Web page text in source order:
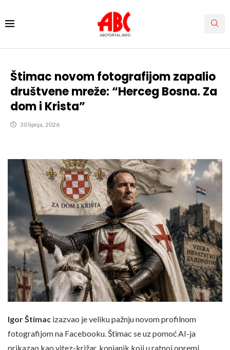
Štimac novom fotografijom zapalio
društvene mreže: “Herceg Bosna. Za
dom i Krista”
30 lipnja, 2026
Igor Štimac izazvao je veliku pažnju novom profilnom
fotografijom na Facebooku. Štimac se uz pomoć AI-ja
prikazao kao vitez-križar, konjanik koji u ratnoj opremi